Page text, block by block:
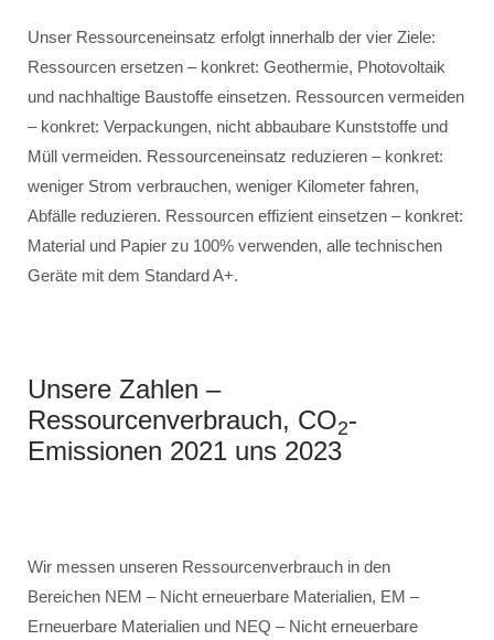
Unser Ressourceneinsatz erfolgt innerhalb der vier Ziele:
Ressourcen ersetzen – konkret: Geothermie, Photovoltaik
und nachhaltige Baustoffe einsetzen. Ressourcen vermeiden
– konkret: Verpackungen, nicht abbaubare Kunststoffe und
Müll vermeiden. Ressourceneinsatz reduzieren – konkret:
weniger Strom verbrauchen, weniger Kilometer fahren,
Abfälle reduzieren. Ressourcen effizient einsetzen – konkret:
Material und Papier zu 100% verwenden, alle technischen
Geräte mit dem Standard A+.
Unsere Zahlen –
Ressourcenverbrauch, CO2-
Emissionen 2021 uns 2023
Wir messen unseren Ressourcenverbrauch in den
Bereichen NEM – Nicht erneuerbare Materialien, EM –
Erneuerbare Materialien und NEQ – Nicht erneuerbare